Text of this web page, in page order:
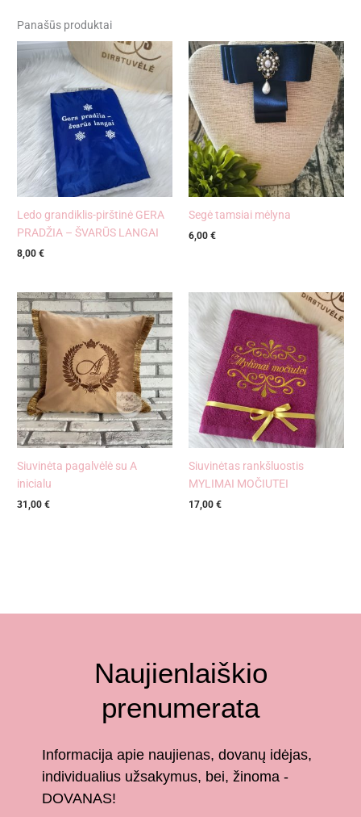
Panašūs produktai
Ledo grandiklis-pirštinė GERA
PRADŽIA – ŠVARŪS LANGAI
8,00€
Segė tamsiai mėlyna
6,00 €
Siuvinėta pagalvėlė su A
inicialu
31,00€
Siuvinėtas rankšluostis
MYLIMAI MOČIUTEI
17,00 €
Naujienlaiškio
prenumerata
Informacija apie naujienas, dovanų idėjas,
individualius užsakymus, bei, žinoma -
DOVANAS!